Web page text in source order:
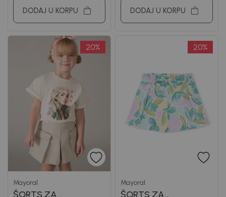
DODAJ U KORPU DODAJ U KORPU
20%
Mayoral
ŠORTS ZA
20%
Mayoral
ŠORTS ZA